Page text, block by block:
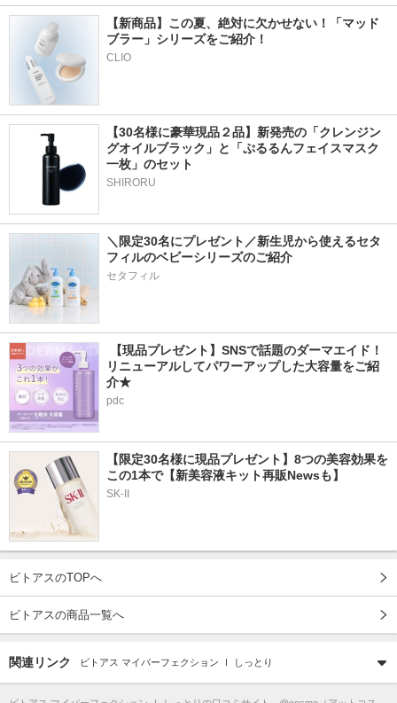
【新商品】この夏、絶対に欠かせない！「マッド
ブラー」シリーズをご紹介！
CLIO
【30名様に豪華現品２品】新発売の「クレンジン
グオイルブラック」と「ぷるるんフェイスマスク
一枚」のセット
SHIRORU
＼限定30名にプレゼント／新生児から使えるセタ
フィルのベビーシリーズのご紹介
セタフィル
【現品プレゼント】SNSで話題のダーマエイド！
リニューアルしてパワーアップした大容量をご紹
介★
pdc
【限定30名様に現品プレゼント】8つの美容効果を
この1本で【新美容液キット再販Newsも】
SK-II
ビトアスのTOPへ
ビトアスの商品一覧へ
関連リンク ビトアス マイパーフェクション Ⅰ しっとり